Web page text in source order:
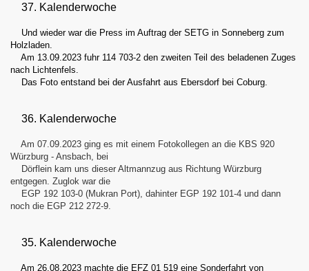
37. Kalenderwoche
Und wieder war die Press im Auftrag der SETG in Sonneberg zum
Holzladen.
Am 13.09.2023 fuhr 114 703-2 den zweiten Teil des beladenen Zuges
nach Lichtenfels.
Das Foto entstand bei der Ausfahrt aus Ebersdorf bei Coburg.
36. Kalenderwoche
Am 07.09.2023 ging es mit einem Fotokollegen an die KBS 920
Würzburg - Ansbach, bei
Dörflein kam uns dieser Altmannzug aus Richtung Würzburg
entgegen. Zuglok war die
EGP 192 103-0 (Mukran Port), dahinter EGP 192 101-4 und dann
noch die EGP 212 272-9.
35. Kalenderwoche
Am 26.08.2023 machte die EFZ 01 519 eine Sonderfahrt von